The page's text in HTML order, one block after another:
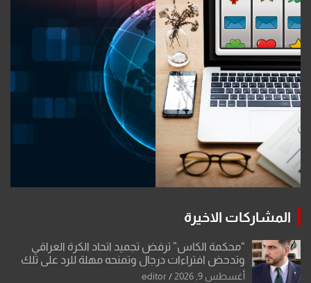
المشاركات الاخيرة
“محكمة الكاس” ترفض تجميد اتحاد الكرة العراقي
وتدحض افتراءات درجال وتمنحه مهلة للرد على تلك
الشكوى
أغسطس 9, 2026 editor